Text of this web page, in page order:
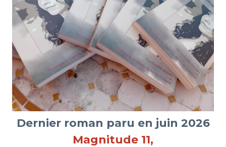
Dernier roman paru en juin 2026
Magnitude 11,